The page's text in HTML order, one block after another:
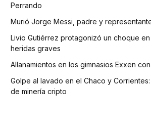
Perrando
Murió Jorge Messi, padre y
Livio Gutiérrez protagonizó un choque
heridas graves
Allanamientos en los gimnasios Exxen
Golpe al lavado en el Chaco y Corrientes:
de minería cripto